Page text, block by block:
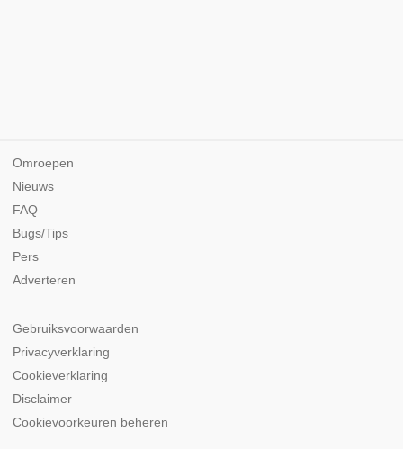
Omroepen
Nieuws
FAQ
Bugs/Tips
Pers
Adverteren
Gebruiksvoorwaarden
Privacyverklaring
Cookieverklaring
Disclaimer
Cookievoorkeuren beheren